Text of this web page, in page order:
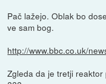
Pač lažejo. Oblak bo
ve sam bog.
http://www.bbc.co.uk/
Zgleda da je tretji